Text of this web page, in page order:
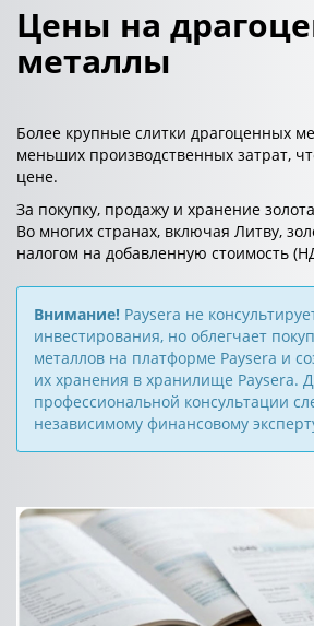
Цены на
металлы
Более крупные слитки драгоценных
меньших производственных затрат,
цене.
За покупку, продажу и хранение
Во многих странах, включая Литву,
налогом на добавленную стоимость
Внимание! Paysera не
инвестирования, но облегчает
металлов на платформе Paysera и
их хранения в хранилище Paysera.
профессиональной консультации
независимому финансовому